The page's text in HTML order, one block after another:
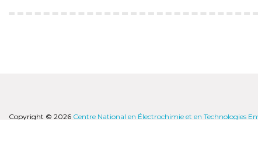
Copyright © 2026 Centre National en Électrochimie et en Technologies